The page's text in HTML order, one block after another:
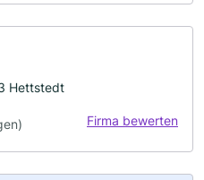
Hettstedt
Firma bewerten